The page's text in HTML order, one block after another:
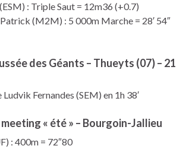
: Triple Saut = 12m36 (+0.7)
(M2M) : 5 000m Marche = 28′ 54″
des Géants – Thueyts (07) – 21
Fernandes (SEM) en 1h 38′
meeting « été » – Bourgoin-Jallieu
: 400m = 72″80